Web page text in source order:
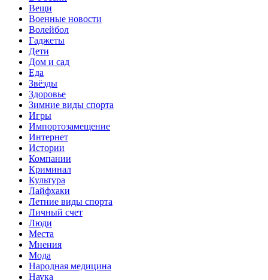
Вещи
Военные новости
Волейбол
Гаджеты
Дети
Дом и сад
Еда
Звёзды
Здоровье
Зимние виды спорта
Игры
Импортозамещение
Интернет
Истории
Компании
Криминал
Культура
Лайфхаки
Летние виды спорта
Личный счет
Люди
Места
Мнения
Мода
Народная медицина
Наука